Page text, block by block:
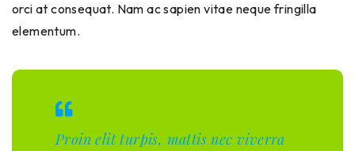
orci at consequat. Nam ac sapien vitae neque fringilla
elementum.
Proin elit turpis, mattis nec viverra